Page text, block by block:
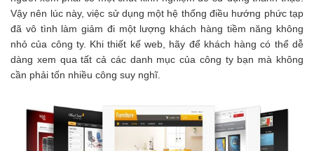
Vậy nên lúc này, việc sử dụng một hệ thống điều hướng phức tạp
đã vô tình làm giảm đi một lượng khách hàng tiềm năng không
nhỏ của công ty. Khi thiết kế web, hãy để khách hàng có thể dễ
dàng xem qua tất cả các danh mục của công ty bạn mà không
cần phải tốn nhiều công suy nghĩ.